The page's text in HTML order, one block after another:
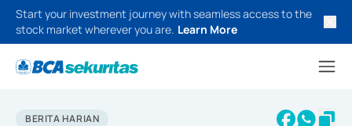
Start your investment journey with seamless access to the
stock market wherever you are. Learn More
BERITA HARIAN